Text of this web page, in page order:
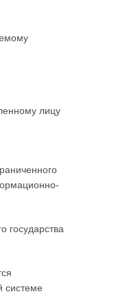
лицу
государства
системе